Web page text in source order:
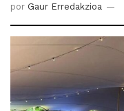
por Gaur Erredakzioa